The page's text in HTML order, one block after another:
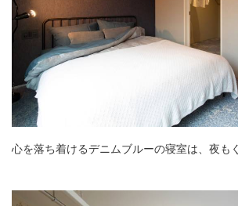
心を落ち着けるデニムブルーの寝室は、夜も